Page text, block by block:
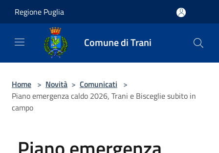
Regione Puglia
Comune di Trani
Home > Novità > Comunicati >
Piano emergenza caldo 2026, Trani e Bisceglie subito in
campo